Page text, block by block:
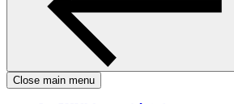
Close main menu